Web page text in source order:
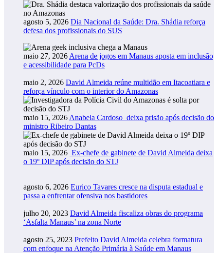
agosto 5, 2026 Dia Nacional da Saúde: Dra. Shádia reforça
defesa dos profissionais do SUS
maio 27, 2026 Arena de jogos em Manaus aposta em inclusão
e acessibilidade para PcDs
maio 2, 2026 David Almeida reúne multidão em Itacoatiara e
reforça vínculo com o interior do Amazonas
maio 15, 2026 Anabela Cardoso deixa prisão após decisão do
ministro Ribeiro Dantas
maio 15, 2026 Ex-chefe de gabinete de David Almeida deixa
o 19º DIP após decisão do STJ
agosto 6, 2026 Eurico Tavares cresce na disputa estadual e
passa a enfrentar ofensiva nos bastidores
julho 20, 2023 David Almeida fiscaliza obras do programa
‘Asfalta Manaus’ na zona Norte
agosto 25, 2023 Prefeito David Almeida celebra formatura
com enfoque na Atenção Primária à Saúde em Manaus